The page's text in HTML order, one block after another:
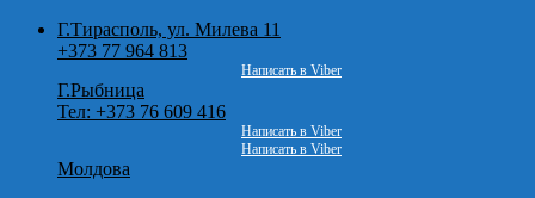
Skip
Г.Тирасполь, ул. Милева 11
+373 77 964 813
Написать в Viber
Г.Рыбница
Тел: +373 76 609 416
Написать в Viber
Написать в Viber
Молдова